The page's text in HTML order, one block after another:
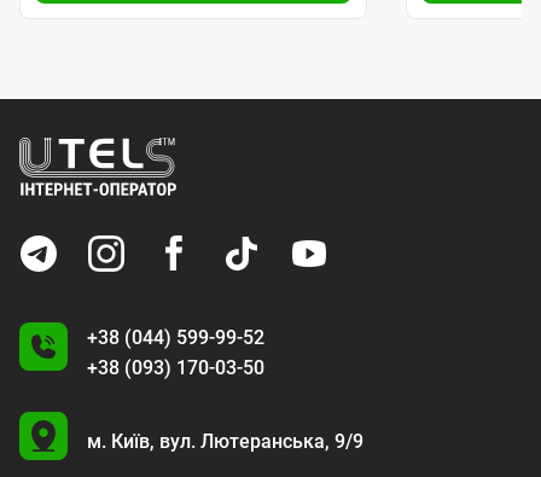
+38 (044) 599-99-52
+38 (093) 170-03-50
U
м. Київ, вул. Лютеранська, 9/9